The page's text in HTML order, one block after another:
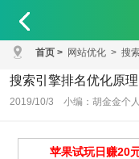
首页 > 网站优化 > 搜
搜索引擎排名优化原理
2019/10/3 小编：胡金金个
苹果试玩日赚20